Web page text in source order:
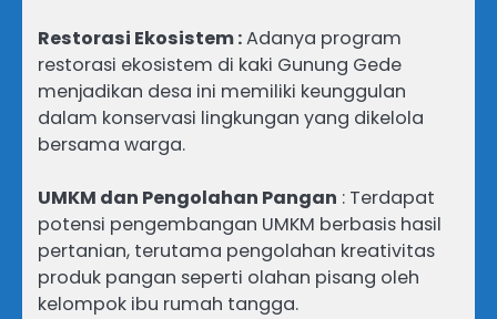
Restorasi Ekosistem :Adanya program
restorasi ekosistem di kaki Gunung Gede
menjadikan desa ini memiliki keunggulan
dalam konservasi lingkungan yang dikelola
bersama warga.
UMKM dan Pengolahan Pangan : Terdapat
potensi pengembangan UMKM berbasis hasil
pertanian, terutama pengolahan kreativitas
produk pangan seperti olahan pisang oleh
kelompok ibu rumah tangga.